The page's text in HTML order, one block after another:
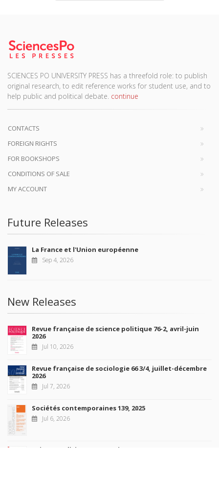
SCIENCES PO UNIVERSITY PRESS has a threefold role: to publish
original research, to edit reference works for student use, and to
help public and political debate. continue
CONTACTS
FOREIGN RIGHTS
FOR BOOKSHOPS
CONDITIONS OF SALE
MY ACCOUNT
Future Releases
La France et l'Union européenne
Sep 4, 2026
New Releases
Revue française de science politique 76-2, avril-juin
2026
Jul 10, 2026
Revue française de sociologie 66 3/4, juillet-décembre
2026
Jul 7, 2026
Sociétés contemporaines 139, 2025
Jul 6, 2026
Raisons politiques 102, mai 2026